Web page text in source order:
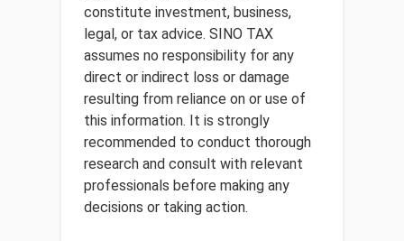
constitute investment, business,
legal, or tax advice. SINO TAX
assumes no responsibility for any
direct or indirect loss or damage
resulting from reliance on or use of
this information. It is strongly
recommended to conduct thorough
research and consult with relevant
professionals before making any
decisions or taking action.